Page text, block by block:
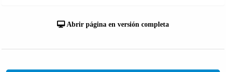
Abrir página en versión completa